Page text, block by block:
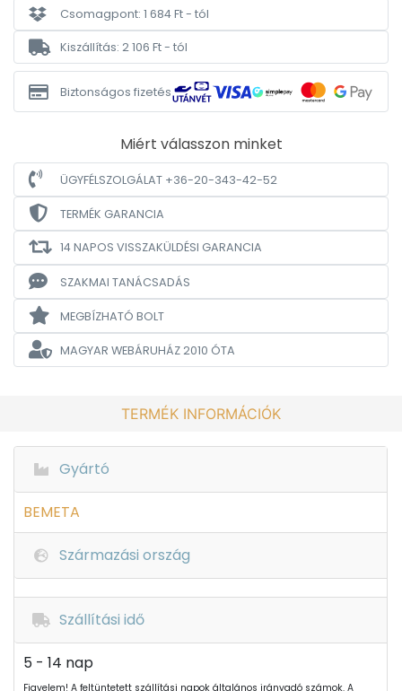
Csomagpont: 1 684 Ft - tól
Kiszállítás: 2 106 Ft - tól
Biztonságos fizetés
Miért válasszon minket
ÜGYFÉLSZOLGÁLAT +36-20-343-42-52
TERMÉK GARANCIA
14 NAPOS VISSZAKÜLDÉSI GARANCIA
SZAKMAI TANÁCSADÁS
MEGBÍZHATÓ BOLT
MAGYAR WEBÁRUHÁZ2010 ÓTA
TERMÉK INFORMÁCIÓK
Gyártó
BEMETA
Származási ország
Szállítási idő
5 - 14 nap
Figyelem! A feltüntetett szállítási napok általános irányadó számok. A